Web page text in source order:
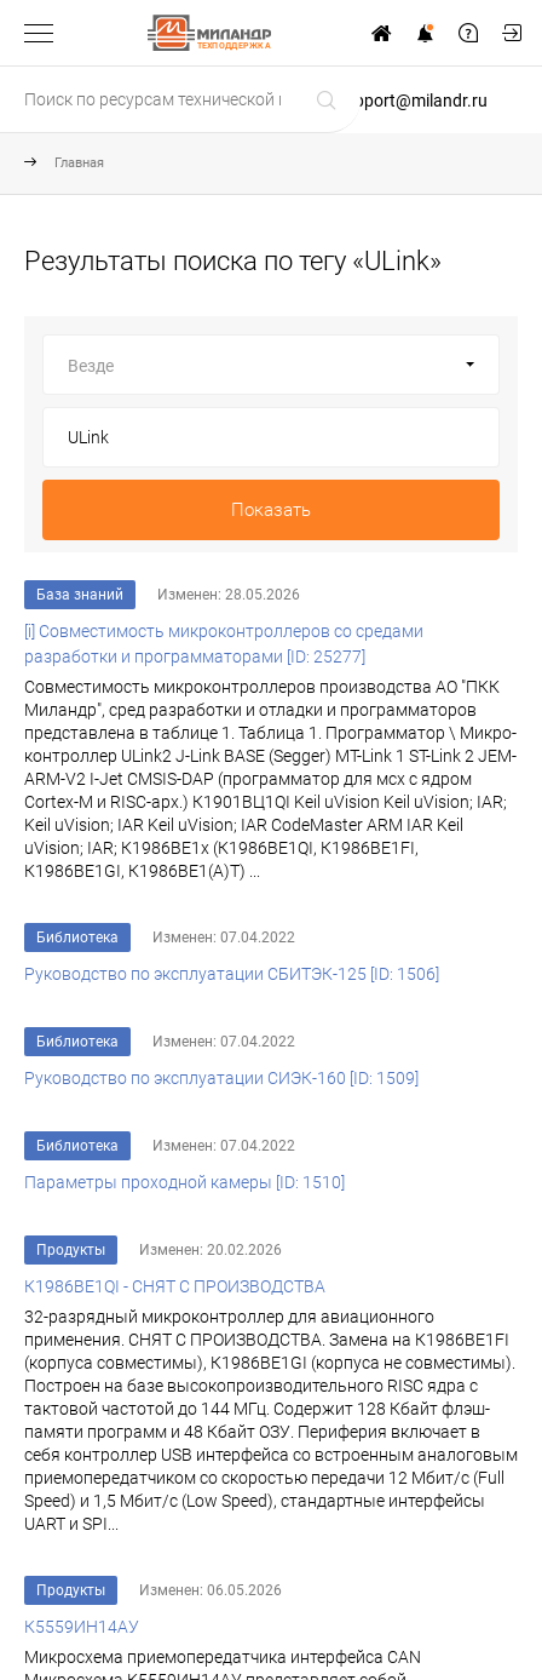
ТЕХПОДДЕРЖКА
support@milandr.ru
Главная
Результаты поиска по тегу «ULink»
Везде
Показать
База знаний Изменен: 28.05.2026
[i] Совместимость микроконтроллеров со средами
разработки и программаторами [ID: 25277]
Совместимость микроконтроллеров производства АО "ПКК
Миландр", сред разработки и отладки и программаторов
представлена в таблице 1. Таблица 1. Программатор \ Микро-
контроллер ULink2 J-Link BASE (Segger) MT-Link 1 ST-Link 2 JEM-
ARM-V2 I-Jet CMSIS-DAP (программатор для мсх с ядром
Cortex-M и RISC-арх.) К1901ВЦ1QI Keil uVision Keil uVision; IAR;
Keil uVision; IAR Keil uVision; IAR CodeMaster ARM IAR Keil
uVision; IAR; К1986ВЕ1x (К1986ВЕ1QI, К1986ВЕ1FI,
К1986ВЕ1GI, К1986ВЕ1(A)T) ...
Библиотека Изменен: 07.04.2022
Руководство по эксплуатации СБИТЭК-125 [ID: 1506]
Библиотека Изменен: 07.04.2022
Руководство по эксплуатации СИЭК-160 [ID: 1509]
Библиотека Изменен: 07.04.2022
Параметры проходной камеры [ID: 1510]
Продукты Изменен: 20.02.2026
К1986ВЕ1QI - СНЯТ С ПРОИЗВОДСТВА
32-разрядный микроконтроллер для авиационного
применения. СНЯТ С ПРОИЗВОДСТВА. Замена на К1986ВЕ1FI
(корпуса совместимы), К1986ВЕ1GI (корпуса не совместимы).
Построен на базе высокопроизводительного RISC ядра с
тактовой частотой до 144 МГц. Содержит 128 Кбайт флэш-
памяти программ и 48 Кбайт ОЗУ. Периферия включает в
себя контроллер USB интерфейса со встроенным аналоговым
приемопередатчиком со скоростью передачи 12 Мбит/с (Full
Speed) и 1,5 Мбит/с (Low Speed), стандартные интерфейсы
UART и SPI...
Продукты Изменен: 06.05.2026
К5559ИН14АУ
Микросхема приемопередатчика интерфейса CAN